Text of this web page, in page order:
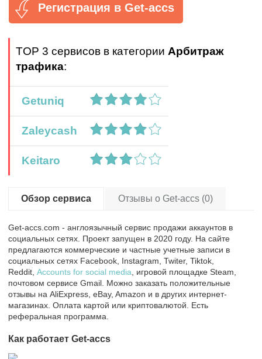
Регистрация в Get-accs
TOP 3 сервисов в категории Арбитраж
трафика:
Getuniq
Zaleycash
Keitaro
Обзор сервиса Отзывы о Get-accs (0)
Get-accs.com - англоязычный сервис продажи аккаунтов в
социальных сетях. Проект запущен в 2020 году. На сайте
предлагаются коммерческие и частные учетные записи в
социальных сетях Facebook, Instagram, Twiter, Tiktok,
Reddit, Accounts for social media , игровой площадке Steam,
почтовом сервисе Gmail. Можно заказать положительные
отзывы на AliExpress, eBay, Amazon и в других интернет-
магазинах. Оплата картой или криптовалютой. Есть
реферальная программа.
Как работает Get-accs